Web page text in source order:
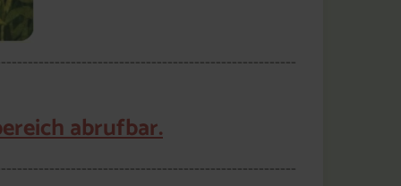
abrufbar.